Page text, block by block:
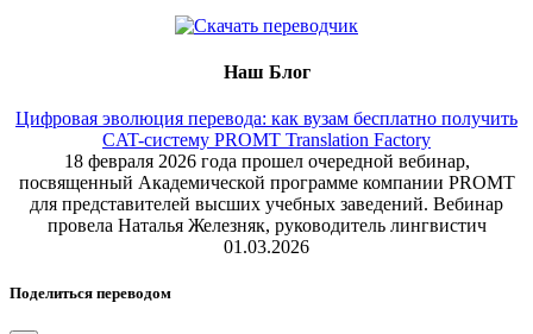
Наш Блог
Цифровая эволюция перевода: как вузам бесплатно получить
CAT-систему PROMT Translation Factory
18 февраля 2026 года прошел очередной вебинар,
посвященный Академической программе компании PROMT
для представителей высших учебных заведений. Вебинар
провела Наталья Железняк, руководитель лингвистич
01.03.2026
Поделиться переводом